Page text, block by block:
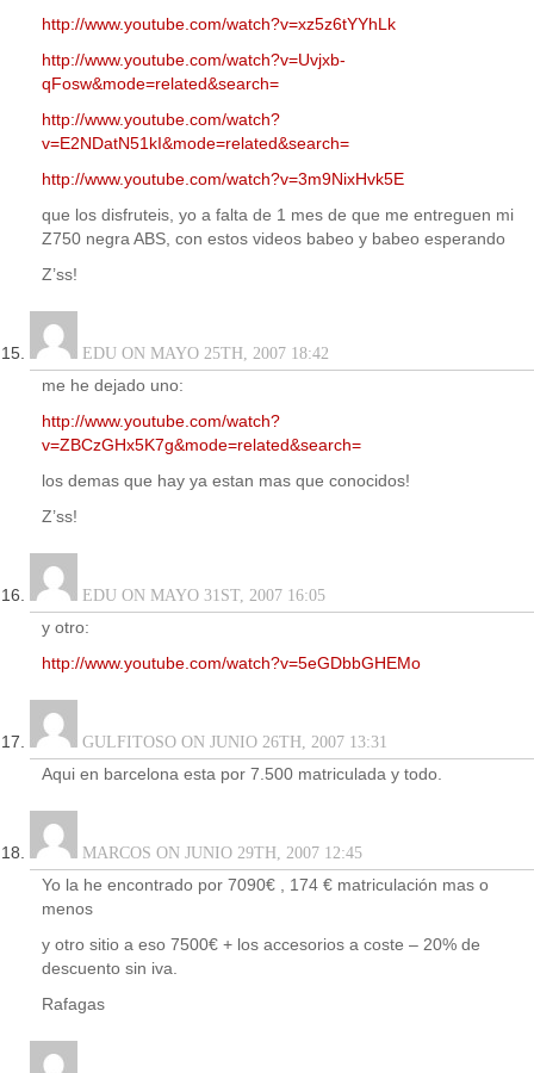
http://www.youtube.com/watch?v=xz5z6tYYhLk
http://www.youtube.com/watch?v=Uvjxb-
qFosw&mode=related&search=
http://www.youtube.com/watch?
v=E2NDatN51kI&mode=related&search=
http://www.youtube.com/watch?v=3m9NixHvk5E
que los disfruteis, yo a falta de 1 mes de que me entreguen mi
Z750 negra ABS, con estos videos babeo y babeo esperando
Z’ss!
EDU ON MAYO 25TH, 2007 18:42
me he dejado uno:
http://www.youtube.com/watch?
v=ZBCzGHx5K7g&mode=related&search=
los demas que hay ya estan mas que conocidos!
Z’ss!
EDU ON MAYO 31ST, 2007 16:05
y otro:
http://www.youtube.com/watch?v=5eGDbbGHEMo
GULFITOSO ON JUNIO 26TH, 2007 13:31
Aqui en barcelona esta por 7.500 matriculada y todo.
MARCOS ON JUNIO 29TH, 2007 12:45
Yo la he encontrado por 7090€ , 174 € matriculación mas o
menos
y otro sitio a eso 7500€ + los accesorios a coste – 20% de
descuento sin iva.
Rafagas